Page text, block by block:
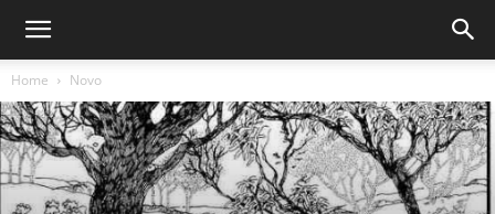
Home Novo